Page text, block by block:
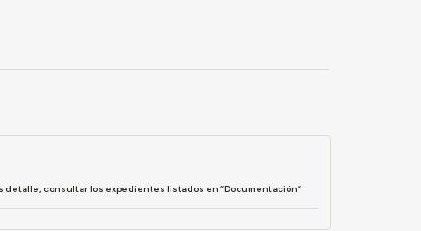
detalle, consultar los expedientes listados en “Documentación”